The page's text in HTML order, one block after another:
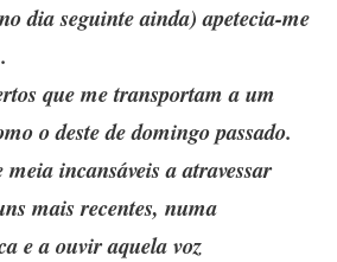
dia seguinte ainda) apetecia-me
que me transportam a um
o deste de domingo passado.
incansáveis a atravessar
mais recentes, numa
e a ouvir aquela voz